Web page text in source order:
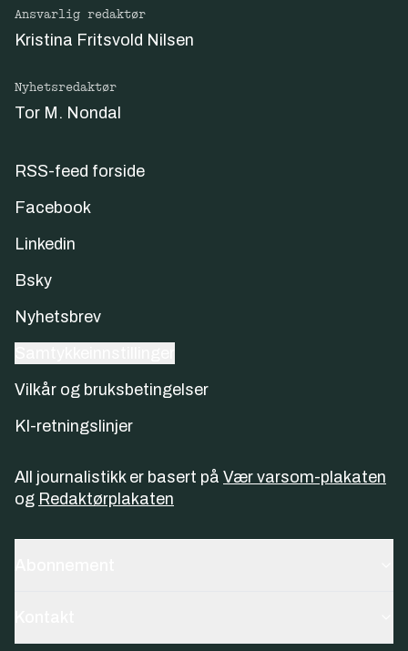
Ansvarlig redaktør
Kristina Fritsvold Nilsen
Nyhetsredaktør
Tor M. Nondal
RSS-feed forside
Facebook
Linkedin
Bsky
Nyhetsbrev
Vilkår og bruksbetingelser
KI-retningslinjer
All journalistikk er basert på Vær varsom-plakaten
og Redaktørplakaten